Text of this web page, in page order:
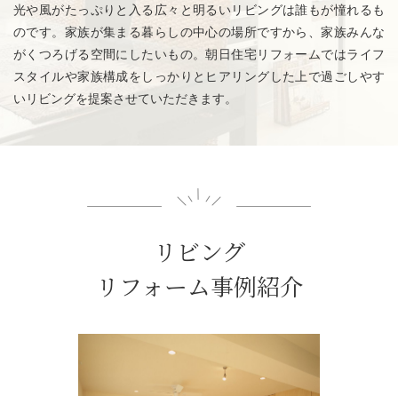
光や風がたっぷりと入る広々と明るいリビングは誰もが憧れるも
のです。家族が集まる暮らしの中心の場所ですから、家族みんな
がくつろげる空間にしたいもの。朝日住宅リフォームではライフ
スタイルや家族構成をしっかりとヒアリングした上で過ごしやす
いリビングを提案させていただきます。
リビング
リフォーム事例紹介